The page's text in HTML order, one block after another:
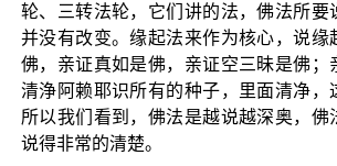
轮、三转法轮，它们讲的法，佛法所要
并没有改变。缘起法来作为核心，说缘
佛，亲证真如是佛，亲证空三昧是佛；
清浄阿赖耶识所有的种子，里面清净，
所以我们看到，佛法是越说越深奥，佛
说得非常的清楚。